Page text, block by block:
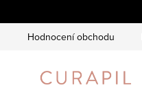
na
Hodnocení obchodu